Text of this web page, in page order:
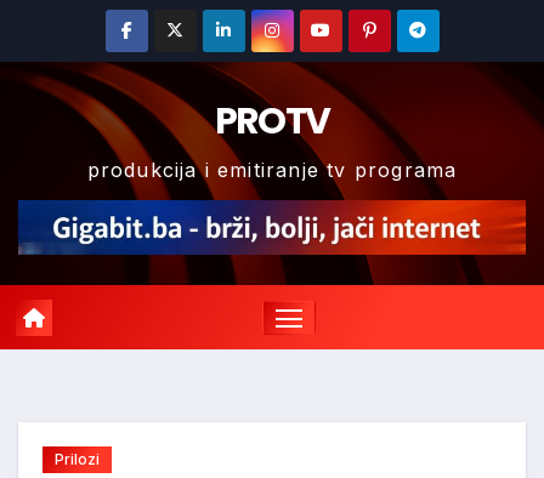
content
PROTV
produkcija i emitiranje tv programa
Prilozi